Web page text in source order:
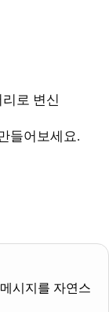
로 변신
들어보세요.
시지를 자연스